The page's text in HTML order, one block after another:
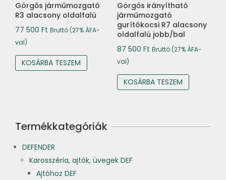
Görgős járműmozgató
R3 alacsony oldalfalú
77 500 Ft Bruttó (27% ÁFA-
val)
KOSÁRBA TESZEM
Görgős irányítható
járműmozgató
gurítókocsi R7 alacsony
oldalfalú jobb/bal
87 500 Ft Bruttó (27% ÁFA-
val)
KOSÁRBA TESZEM
Termékkategóriák
DEFENDER
Karosszéria, ajtók, üvegek DEF
Ajtóhoz DEF